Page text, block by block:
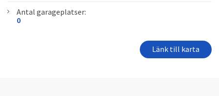
Antal garageplatser:
0
Länk till karta